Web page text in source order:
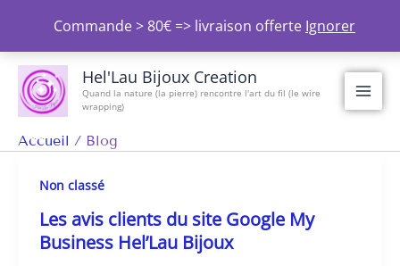
Commande > 80€ => livraison offerte Ignorer
contenu
Hel'Lau Bijoux Creation
Quand la nature (la pierre) rencontre l'art du fil (le wire
wrapping)
Accueil Blog
Non classé
Les avis clients du site Google My
Business Hel’Lau Bijoux